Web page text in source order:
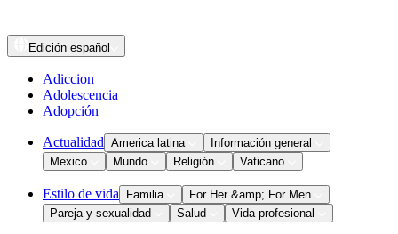
Edición español
Adiccion
Adolescencia
Adopción
Actualidad America latina
Información general
Mexico
Mundo Religión Vaticano
Estilo de vida Familia
For Her &amp; For Men
Pareja y sexualidad
Salud Vida profesional